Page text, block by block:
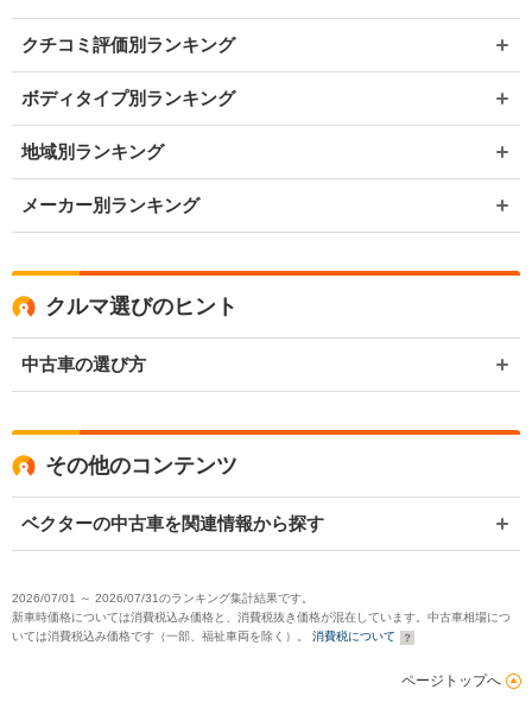
クチコミ評価別ランキング
ボディタイプ別ランキング
地域別ランキング
メーカー別ランキング
クルマ選びのヒント
中古車の選び方
その他のコンテンツ
ベクターの中古車を関連情報から探す
2026/07/01 ～ 2026/07/31のランキング集計結果です。
新車時価格については消費税込み価格と、消費税抜き価格が混在しています。中古車相場につ
いては消費税込み価格です（一部、福祉車両を除く）。 消費税について
ページトップへ